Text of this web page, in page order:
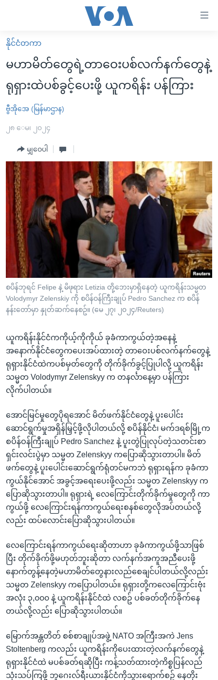
လွယ်ကူ
စေ
Link
များ
ပင်မ
ကျော်
ကြည့်
ရန်
ညွန်း
စာမျက်နှာ
ကြည့်
ရန်
ရှာဖွေ
နေရာ
သို့
ကျော်
ရန်
မူလစာမျက်နှာ
မြန်မာ
ကမ္ဘာ့သတင်းများ
နိုင်ငံတကာ
အစ္စရေး-ပါလက်စတိုင်း
ဗွီဒီယို
အင်္ဂလိပ်စာလေ့လာမယ်
အမေရိကန်သုံးအီဒီယံ
မကြေးမုံရဲ့ အင်္ဂလိပ်စာ
ရုပ်ရှင်ထဲက အင်္ဂလိပ်စာ
သုတပဒေသာ အင်္ဂလိပ်စာ
အပတ်စဉ်ကဏ္ဍများ
ရေဒီယို
တီဗွီ
ရေဒီယိုနှင့်ရုပ်သံ အချက်အလက်များ
ရေဒီယို/တီဗွီအစီအစဉ်
Learning English
ဗွီအိုအေ လူမှုကွန်ယက်များ
ဘာသာစကားများ
နိုင်ငံတကာ
မဟာမိတ်တွေရဲ့တာဝေးပစ်လက်နက်တွေနဲ့
ရုရှားထဲပစ်ခွင့်ပေးဖို့ ယူကရိန်း ပန်ကြား
ဗွီအိုအေ (မြန်မာဌာန)
၂၈ ေမ၊ ၂၀၂၄
မျှဝေပါ
စပိန်ဘုရင် Felipe နဲ့ မိဖုရား Letizia တို့ဘေးမှာရှိနေတဲ့ ယူကရိန်းသမ္မတ
Volodymyr Zelenskiy ကို စပိန်ဝန်ကြီးချုပ် Pedro Sanchez က စပိန်
နန်းတော်မှာ နှုတ်ဆက်နေစဥ်။ (မေ ၂၇၊ ၂၀၂၄/Reuters)
ယူကရိန်းနိုင်ငံကကိုယ့်ကိုကိုယ် ခုခံကာကွယ်တဲ့အနေနဲ့
အနောက်နိုင်ငံတွေကပေးအပ်ထားတဲ့ တာဝေးပစ်လက်နက်တွေနဲ့
ရုရှားနိုင်ငံထဲကပစ်မှတ်တွေကို တိုက်ခိုက်ခွင့်ပြုပါလို့ ယူကရိန်း
သမ္မတ Volodymyr Zelenskyy က တနင်္လာနေ့မှာ ပန်ကြား
လိုက်ပါတယ်။
အောင်မြင်မှုတွေပိုရအောင် မိတ်ဖက်နိုင်ငံတွေနဲ့ ပူးပေါင်း
ဆောင်ရွက်မှုအရှိန်မြှင့်ဖို့လိုပါတယ်လို့ စပိန်နိုင်ငံ၊ မက်ဒရစ်မြို့က
စပိန်ဝန်ကြီးချုပ် Pedro Sanchez နဲ့ ပူးတွဲပြုလုပ်တဲ့သတင်းစာ
ရှင်းလင်းပွဲမှာ သမ္မတ Zelenskyy ကပြောဆိုသွားတာပါ။ မိတ်
ဖက်တွေနဲ့ ပူးပေါင်းဆောင်ရွက်ရုံတင်မကဘဲ ရုရှားရန်က ခုခံကာ
ကွယ်နိုင်အောင် အခွင့်အရေးပေးဖို့လည်း သမ္မတ Zelenskyy က
ပြောဆိုသွားတာပါ။ ရုရှားရဲ့ လေကြောင်းတိုက်ခိုက်မှုတွေကို ကာ
ကွယ်ဖို့ လေကြောင်းရန်ကာကွယ်ရေးစနစ်တွေလိုအပ်တယ်လို့
လည်း ထပ်လောင်းပြောဆိုသွားပါတယ်။
လေကြောင်းရန်ကာကွယ်ရေးဆိုတာဟာ ခုခံကာကွယ်ဖို့သာဖြစ်
ပြီး တိုက်ခိုက်ဖို့မဟုတ်ဘူးဆိုတာ လက်နက်အကူအညီပေးဖို့
နောက်တွန့်နေတဲ့မဟာမိတ်တွေနားလည်စေချင်ပါတယ်လို့လည်း
သမ္မတ Zelenskyy ကပြောပါတယ်။ ရုရှားတို့ကလေကြောင်းဗုံး
အလုံး ၃,၀၀၀ နဲ့ ယူကရိန်းနိုင်ငံထဲ လစဥ် ပစ်ခတ်တိုက်ခိုက်နေ
တယ်လို့လည်း ပြောဆိုသွားပါတယ်။
မြောက်အန္တတိတ် စစ်စာချုပ်အဖွဲ့ NATO အကြီးအကဲ Jens
Stoltenberg ကလည်း ယူကရိန်းကိုပေးထားတဲ့လက်နက်တွေနဲ့
ရုရှားနိုင်ငံထဲ မပစ်ခတ်ရဆိုပြီး ကန့်သတ်ထားတဲ့ကိစ္စပြန်လည်
သုံးသပ်ကြဖို့ ဘူဂေးလ်ရီးယားနိုင်ငံကိုသွားရောက်စဥ် နေတိုး